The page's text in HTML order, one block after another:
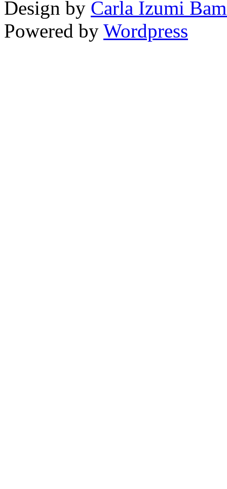
Design by Carla Izumi
Powered by Wordpress